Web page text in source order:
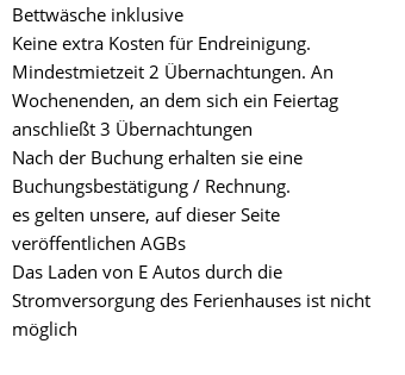
Bettwäsche inklusive
Keine extra Kosten für Endreinigung.
Mindestmietzeit 2 Übernachtungen. An
Wochenenden, an dem sich ein Feiertag
anschließt 3 Übernachtungen
Nach der Buchung erhalten sie eine
Buchungsbestätigung / Rechnung.
es gelten unsere, auf dieser Seite
veröffentlichen AGBs
Das Laden von E Autos durch die
Stromversorgung des Ferienhauses ist nicht
möglich